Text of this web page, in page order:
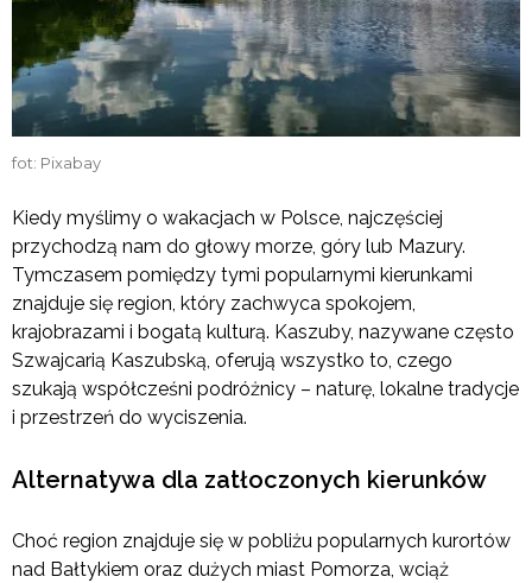
fot: Pixabay
Kiedy myślimy o wakacjach w Polsce, najczęściej
przychodzą nam do głowy morze, góry lub Mazury.
Tymczasem pomiędzy tymi popularnymi kierunkami
znajduje się region, który zachwyca spokojem,
krajobrazami i bogatą kulturą. Kaszuby, nazywane często
Szwajcarią Kaszubską, oferują wszystko to, czego
szukają współcześni podróżnicy – naturę, lokalne tradycje
i przestrzeń do wyciszenia.
Alternatywa dla zatłoczonych kierunków
Choć region znajduje się w pobliżu popularnych kurortów
nad Bałtykiem oraz dużych miast Pomorza, wciąż